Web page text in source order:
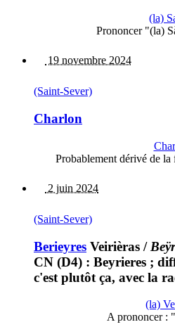
(la)
Prononcer "(la)
19 novembre 2024
(Saint-Sever)
Charlon
Probablement dérivé de
2 juin 2024
(Saint-Sever)
Berieyres Veirièras /
CN (D4) : Beyrieres ;
c'est plutôt ça, avec la
(la)
A prononcer :